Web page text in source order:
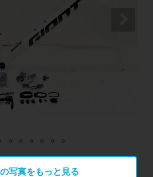
写真をもっと見る